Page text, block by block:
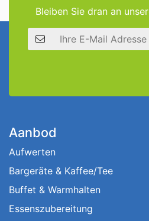
Bleiben Sie dran an
E-Mail Adresse
Aanbod
Aufwerten
Bargeräte & Kaffee/Tee
Buffet & Warmhalten
Essenszubereitung